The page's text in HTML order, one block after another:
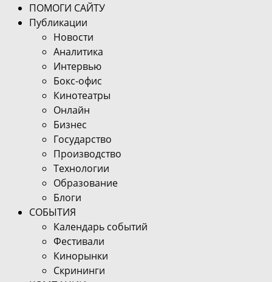
ПОМОГИ САЙТУ
Публикации
Новости
Аналитика
Интервью
Бокс-офис
Кинотеатры
Онлайн
Бизнес
Государство
Производство
Технологии
Образование
Блоги
СОБЫТИЯ
Календарь событий
Фестивали
Кинорынки
Скрининги